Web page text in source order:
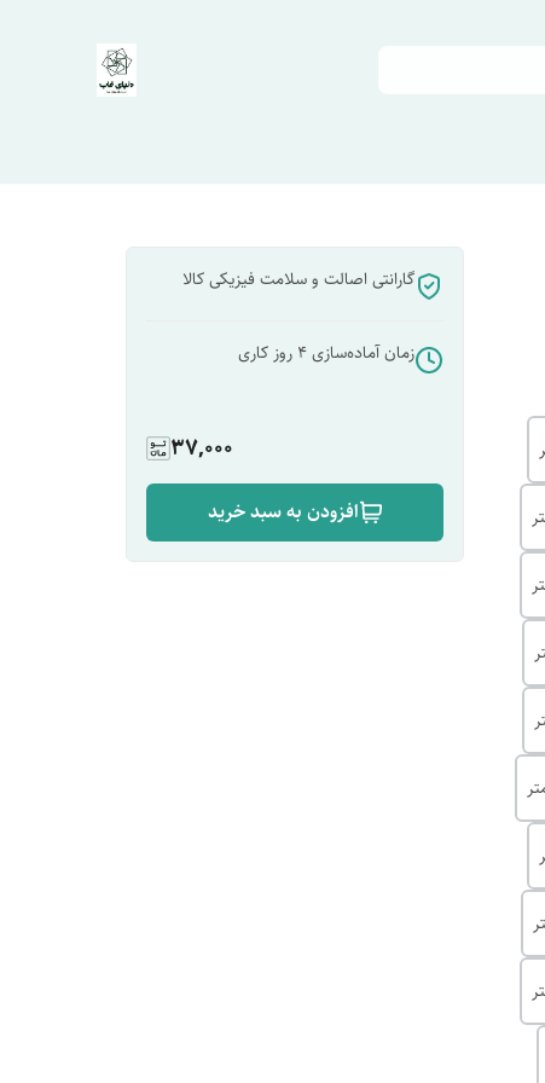
گارانتی اصالت و سلامت فیزیکی کالا
زمان آماده‌سازی4 روز کاری
37,000
افزودن به سبد خرید